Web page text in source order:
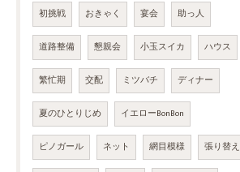
初挑戦 おきゃく 宴会 助っ人
道路整備 懇親会 小玉スイカ ハウス
繁忙期 交配 ミツバチ ディナー
夏のひとりじめ イエローBonBon
ピノガール ネット 網目模様 張り替え